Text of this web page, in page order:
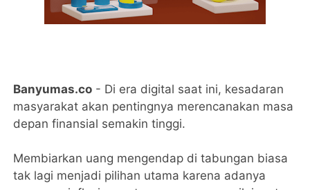
Banyumas.co - ​Di era digital saat ini, kesadaran
masyarakat akan pentingnya merencanakan masa
depan finansial semakin tinggi.
Membiarkan uang mengendap di tabungan biasa
tak lagi menjadi pilihan utama karena adanya